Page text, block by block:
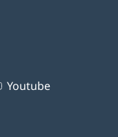
Youtube